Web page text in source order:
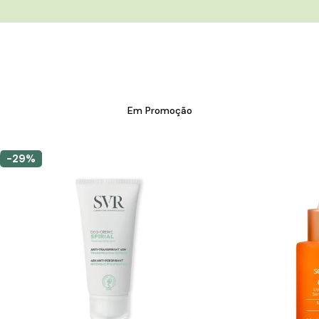
Em Promoção
-29%